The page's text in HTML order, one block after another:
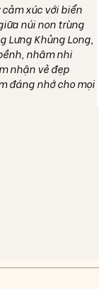
xúc với biển
núi non trùng
Khủng Long,
nhâm nhi
nhận vẻ đẹp
đáng nhớ cho mọi